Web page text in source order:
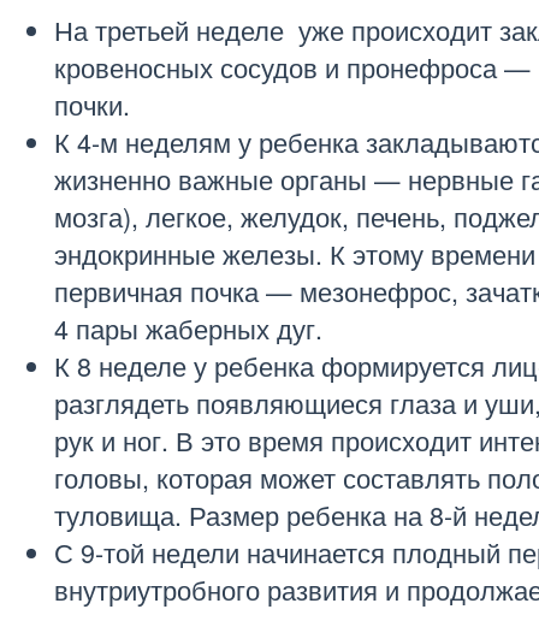
На третьей неделе уже происходит
кровеносных сосудов и пронефроса
почки.
К 4-м неделям у ребенка
жизненно важные органы — нервные
мозга), легкое, желудок, печень,
эндокринные железы. К этому
первичная почка — мезонефрос,
4 пары жаберных дуг.
К 8 неделе у ребенка формируется
разглядеть появляющиеся глаза и
рук и ног. В это время происходит
головы, которая может составлять
туловища. Размер ребенка на 8-й
С 9-той недели начинается плодный
внутриутробного развития и